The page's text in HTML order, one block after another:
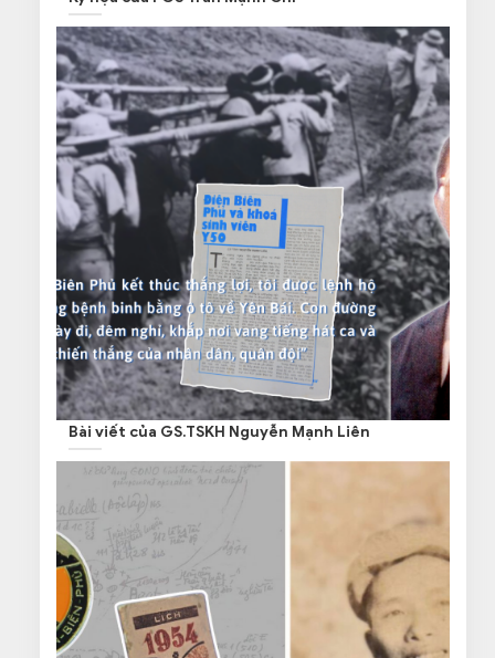
Bài viết của GS.TSKH Nguyễn Mạnh Liên